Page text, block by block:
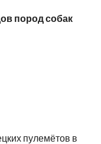
пород собак
пулемётов в